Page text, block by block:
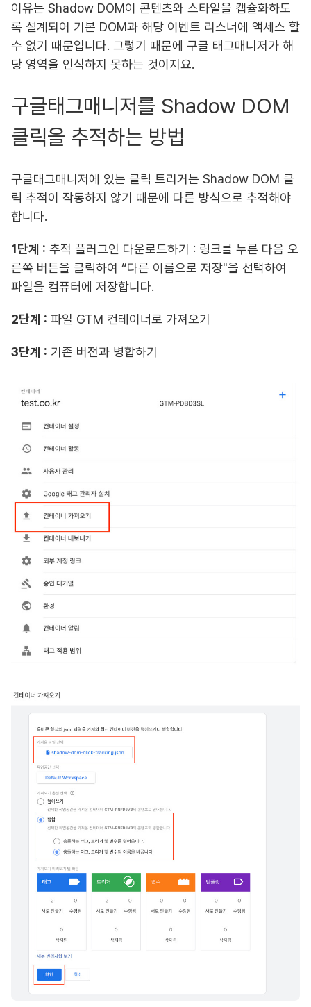
이유는 Shadow DOM이 콘텐츠와 스타일을 캡슐화하도
록 설계되어 기본 DOM과 해당 이벤트 리스너에 액세스 할
수 없기 때문입니다. 그렇기 때문에 구글 태그매니저가 해
당 영역을 인식하지 못하는 것이지요.
구글태그매니저를 Shadow DOM
클릭을 추적하는 방법
구글태그매니저에 있는 클릭 트리거는 Shadow DOM 클
릭 추적이 작동하지 않기 때문에 다른 방식으로 추적해야
합니다.
1단계 : 추적 플러그인 다운로드하기 : 링크를 누른 다음 오
른쪽 버튼을 클릭하여 “다른 이름으로 저장"을 선택하여
파일을 컴퓨터에 저장합니다.
2단계 : 파일 GTM 컨테이너로 가져오기
3단계 : 기존 버전과 병합하기